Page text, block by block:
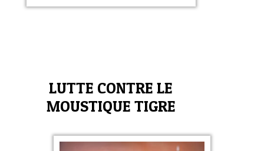
LUTTE CONTRE LE
MOUSTIQUE TIGRE